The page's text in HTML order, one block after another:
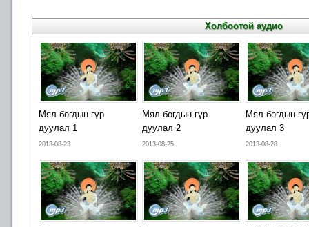
Холбоотой аудио
Мял богдын гүр
дуулал 1
2013-08-23
Мял богдын гүр
дуулал 2
2013-08-25
Мял богдын
дуулал 3
2013-08-28